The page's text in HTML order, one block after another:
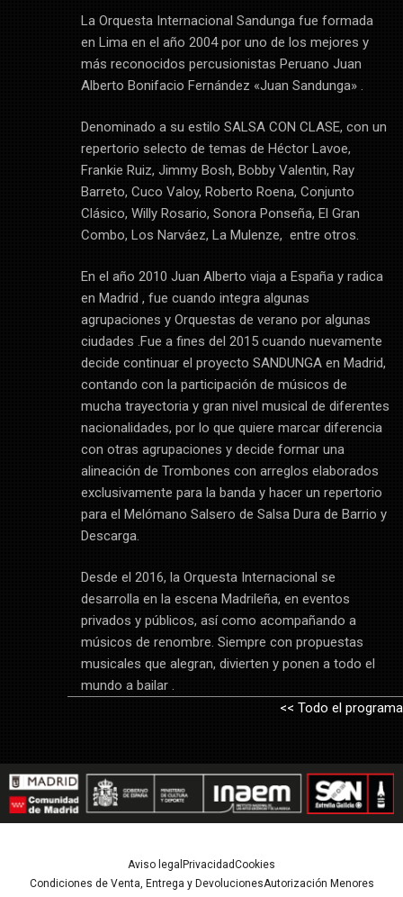
La Orquesta Internacional Sandunga fue formada
en Lima en el año 2004 por uno de los mejores y
más reconocidos percusionistas Peruano Juan
Alberto Bonifacio Fernández «Juan Sandunga» .
Denominado a su estilo SALSA CON CLASE, con un
repertorio selecto de temas de Héctor Lavoe,
Frankie Ruiz, Jimmy Bosh, Bobby Valentin, Ray
Barreto, Cuco Valoy, Roberto Roena, Conjunto
Clásico, Willy Rosario, Sonora Ponseña, El Gran
Combo, Los Narváez, La Mulenze, entre otros.
En el año 2010 Juan Alberto viaja a España y radica
en Madrid , fue cuando integra algunas
agrupaciones y Orquestas de verano por algunas
ciudades .Fue a fines del 2015 cuando nuevamente
decide continuar el proyecto SANDUNGA en Madrid,
contando con la participación de músicos de
mucha trayectoria y gran nivel musical de diferentes
nacionalidades, por lo que quiere marcar diferencia
con otras agrupaciones y decide formar una
alineación de Trombones con arreglos elaborados
exclusivamente para la banda y hacer un repertorio
para el Melómano Salsero de Salsa Dura de Barrio y
Descarga.
Desde el 2016, la Orquesta Internacional se
desarrolla en la escena Madrileña, en eventos
privados y públicos, así como acompañando a
músicos de renombre. Siempre con propuestas
musicales que alegran, divierten y ponen a todo el
mundo a bailar .
<< Todo el programa
Aviso legal PrivacidadCookies
Condiciones de Venta, Entrega y DevolucionesAutorización Menores